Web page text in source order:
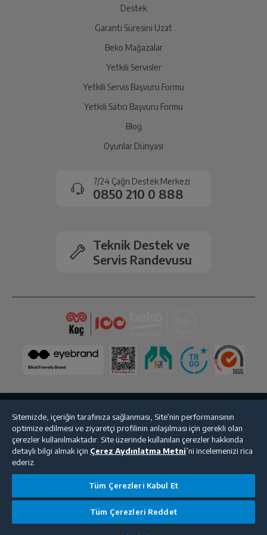
İade Talebiniz Onaylansın
Yetkili servis gerekli kontrolleri sağladıktan sonra İade
süreciniz tamamlanacaktır.
Ücretiniz İade Edilsin
gerçekleşecektir.
Destek
Garanti Süresini Uzat
Beko Mağazalar
Yetkili Servisler
Yetkili Servis Başvuru Formu
Yetkili Satıcı Başvuru Formu
Blog
Oyunlar Dünyası
7/24 Çağrı Destek Merkezi
0850 210 0 888
Teknik Destek ve
Servis Randevusu
Bize Ulaşın Kişisel Verilerin Korunması İşlem Rehberi
Satış Sözleşmesi
Sitemizde, içeriğin tarafınıza sağlanması, Site’nin performansının
optimize edilmesi ve ziyaretçi profilinin anlaşılması için gerekli olan
çerezler kullanılmaktadır. Site üzerinde kullanılan çerezler hakkında
detaylı bilgi almak için Çerez Aydınlatma Metni’ni incelemenizi rica
ederiz.
Tüm Çerezleri Kabul Et
Tüm Çerezleri Reddet